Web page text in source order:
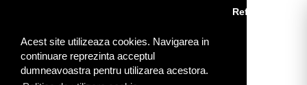
Acest site utilizeaza cookies. Navigarea in
continuare reprezinta acceptul
dumneavoastra pentru utilizarea acestora.
Refuza toate